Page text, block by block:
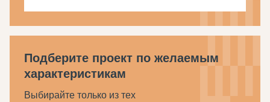
Подберите проект по желаемым
характеристикам
Выбирайте только из тех